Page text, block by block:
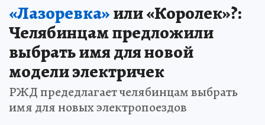
«Лазоревка»или «Королек»?:
Челябинцам предложили
выбрать имя для новой
модели электричек
РЖД предедлагает челябинцам выбрать
имя для новых электропоездов